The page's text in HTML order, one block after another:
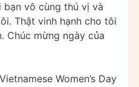
bạn vô cùng thú vị và
Thật vinh hạnh cho tôi
Chúc mừng ngày của
Women’s Day